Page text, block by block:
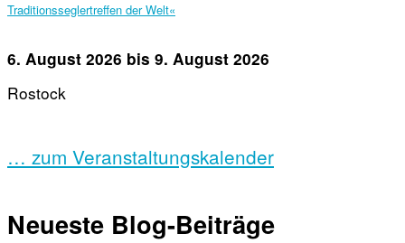
Traditionsseglertreffen der Welt«
6. August 2026 bis 9. August 2026
Rostock
… zum Veranstaltungskalender
Neueste Blog-Beiträge